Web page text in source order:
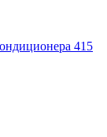
415